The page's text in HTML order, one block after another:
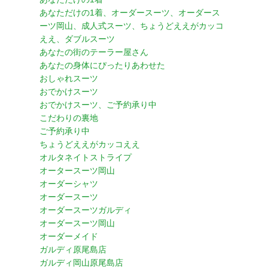
あなただけの1着、オーダースーツ、オーダース
ーツ岡山、成人式スーツ、ちょうどええがカッコ
ええ、ダブルスーツ
あなたの街のテーラー屋さん
あなたの身体にぴったりあわせた
おしゃれスーツ
おでかけスーツ
おでかけスーツ、ご予約承り中
こだわりの裏地
ご予約承り中
ちょうどええがカッコええ
オルタネイトストライプ
オータースーツ岡山
オーダーシャツ
オーダースーツ
オーダースーツガルディ
オーダースーツ岡山
オーダーメイド
ガルディ原尾島店
ガルディ岡山原尾島店